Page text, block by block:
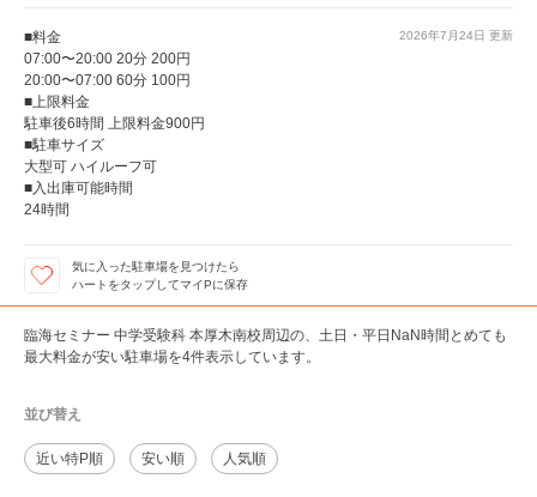
2026年7月24日 更新
■料金
07:00〜20:00 20分 200円
20:00〜07:00 60分 100円
■上限料金
駐車後6時間 上限料金900円
■駐車サイズ
大型可 ハイルーフ可
■入出庫可能時間
24時間
気に入った駐車場を見つけたら
ハートをタップしてマイPに保存
臨海セミナー 中学受験科 本厚木南校周辺の、土日・平日NaN時間とめても
最大料金が安い駐車場を4件表示しています。
並び替え
近い特P順 安い順 人気順